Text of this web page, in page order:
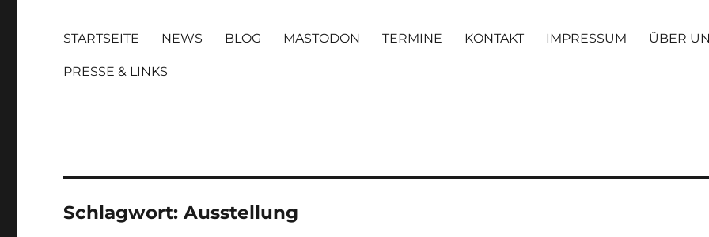
STARTSEITE NEWS BLOG MASTODON TERMINE KONTAKT IMPRESSUM ÜBER
PRESSE & LINKS
Schlagwort:Ausstellung